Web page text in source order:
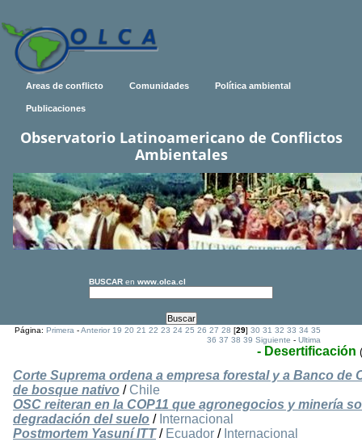
Areas de conflicto Comunidades Política ambiental
Publicaciones
Observatorio Latinoamericano de Conflictos
Ambientales
BUSCAR en www.olca.cl
Página:Primera -Anterior 19 20 21 22 23 24 25 26 27 28 [29]30 31 32 33 34 35
36 37 38 39 Siguiente -Ultima
- Desertificación
Corte Suprema ordena a empresa forestal y a Banco de
de bosque nativo / Chile
OSC reiteran en la COP11 que agronegocios y minería
degradación del suelo / Internacional
Postmortem Yasuní ITT/ Ecuador / Internacional